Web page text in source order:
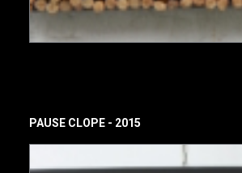
PAUSE CLOPE - 2015